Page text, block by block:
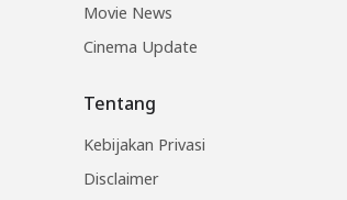
Movie News
Cinema Update
Tentang
Kebijakan Privasi
Disclaimer